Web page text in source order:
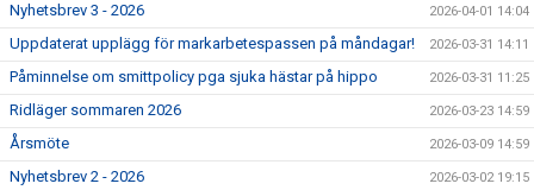
Nyhetsbrev 3 - 2026 2026-04-01 14:04
Uppdaterat upplägg för markarbetespassen på måndagar! 2026-03-31 14:11
Påminnelse om smittpolicy pga sjuka hästar på hippo 2026-03-31 11:25
Ridläger sommaren 2026 2026-03-23 14:59
Årsmöte 2026-03-09 14:59
Nyhetsbrev 2 - 2026 2026-03-02 19:15